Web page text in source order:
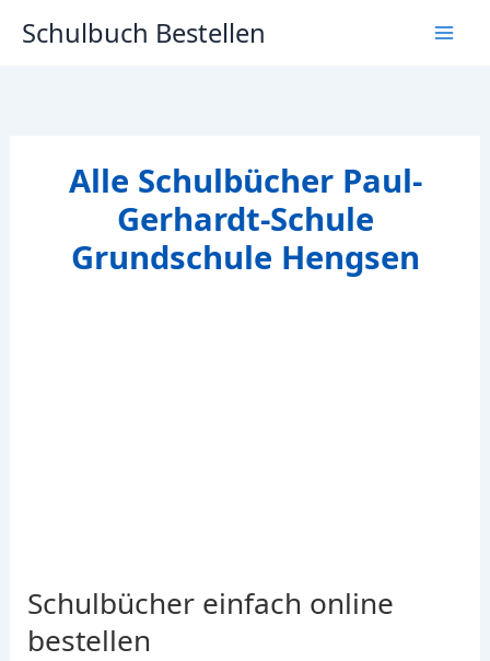
InhaltSchulbuch Bestellen
Alle Schulbücher Paul-
Gerhardt-Schule
Grundschule Hengsen
Schulbücher einfach online
bestellen